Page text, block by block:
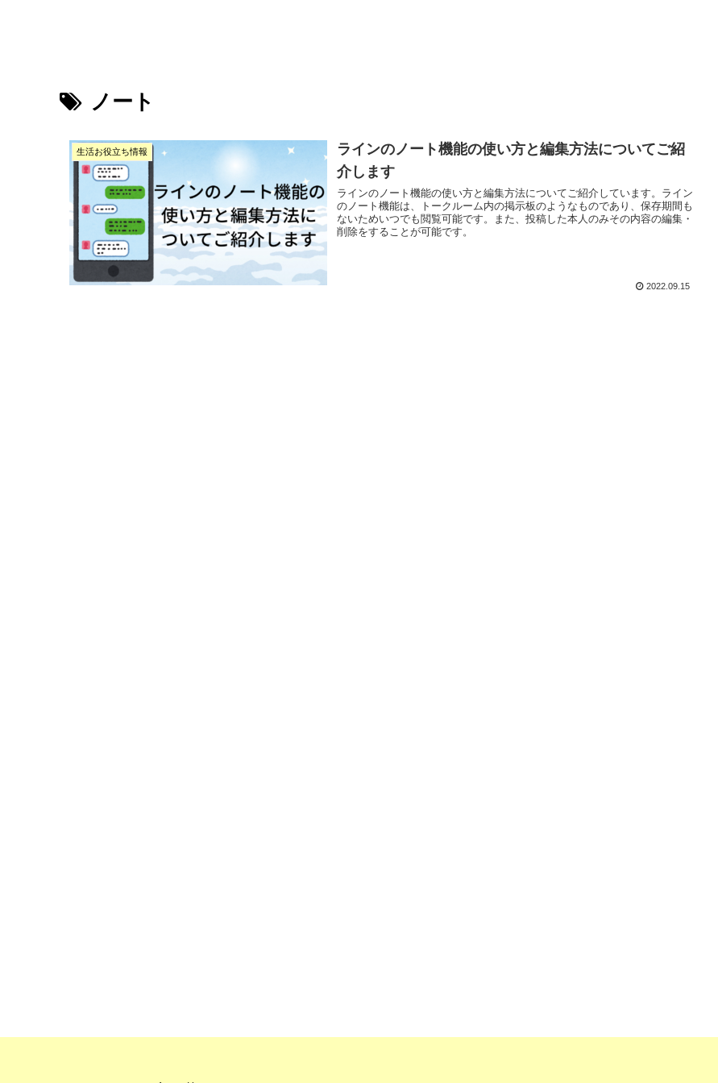
ノート
生活お役立ち情報
ラインのノート機能の使い方と編集方法についてご紹
介します
ラインのノート機能の使い方と編集方法についてご紹介しています。ライン
のノート機能は、トークルーム内の掲示板のようなものであり、保存期間も
ないためいつでも閲覧可能です。また、投稿した本人のみその内容の編集・
削除をすることが可能です。
2022.09.15